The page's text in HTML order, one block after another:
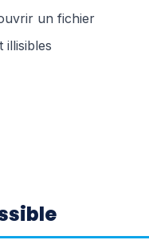
un fichier
illisibles